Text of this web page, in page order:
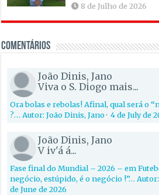
8 de Julho de 2026
Comentários
João Dinis, Jano
Viva o S. Diogo mais...
Ora bolas e rebolas! Afinal, qual será o
?… Autor: João Dinis, Jano·4 de July de
João Dinis, Jano
V iv'á á...
Fase final do Mundial – 2026 – em
negócio, estúpido, é o negócio !”…
de June de 2026